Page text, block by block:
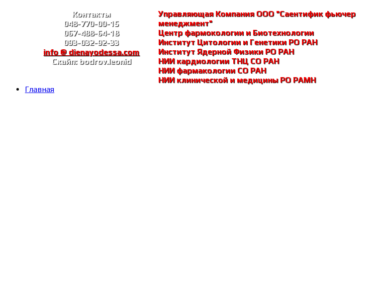
Контакты
048-770-00-15
067-488-64-18
093-032-92-33
info @ dienayodessa.com
Скайп: bodrov.leonid
Управляющая Компания ООО "Саентифик фьючер
менеджмент"
Центр фармокологии и Биотехнологии
Институт Цитологии и Генетики РО РАH
Институт Ядерной Физики РО РАH
НИИ кардиологии ТНЦ СО РАH
НИИ фармакологии СО РАH
НИИ клинической и медицины РО РАМH
Главная